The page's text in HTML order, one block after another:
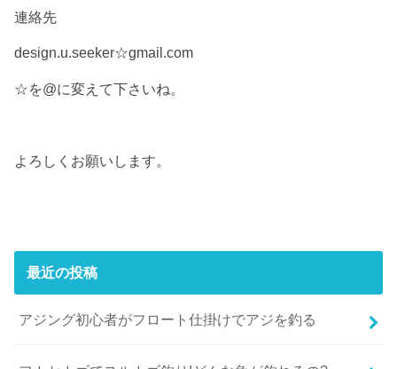
連絡先
design.u.seeker☆gmail.com
☆を@に変えて下さいね。
よろしくお願いします。
最近の投稿
アジング初心者がフロート仕掛けでアジを釣る